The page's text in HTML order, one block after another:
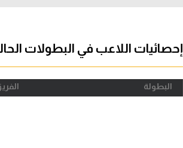
دوري إحصائيات اللاعب في البطولات
البطولة